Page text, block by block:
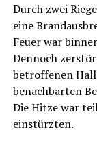
Durch zwei
eine
Feu­er war
Den­noch
betrof­fe­nen
benach­bar­ten
Die Hit­ze war
einstürzten.